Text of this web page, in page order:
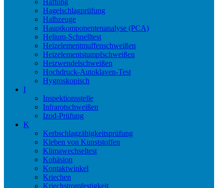
Haftung
Hagelschlagprüfung
Halbzeuge
Hauptkomponentenanalyse (PCA)
Helium-Schnelltest
Heizelementmuffenschweißen
Heizelementstumpfschweißen
Heizwendelschweißen
Hochdruck-Autoklaven-Test
Hygroskopisch
I
Inspektionsstelle
Infrarotschweißen
Izod-Prüfung
K
Kerbschlagzähigkeitsprüfung
Kleben von Kunststoffen
Klimawechseltest
Kohäsion
Kontaktwinkel
Kriechen
Kriechstromfestigkeit